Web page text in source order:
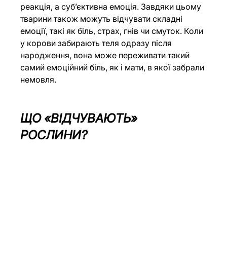
реакція, а суб’єктивна емоція. Завдяки цьому
тварини також можуть відчувати складні
емоції, такі як біль, страх, гнів чи смуток. Коли
у корови забирають теля одразу після
народження, вона може переживати такий
самий емоційний біль, як і мати, в якої забрали
немовля.
ЩО «ВІДЧУВАЮТЬ»
РОСЛИНИ?